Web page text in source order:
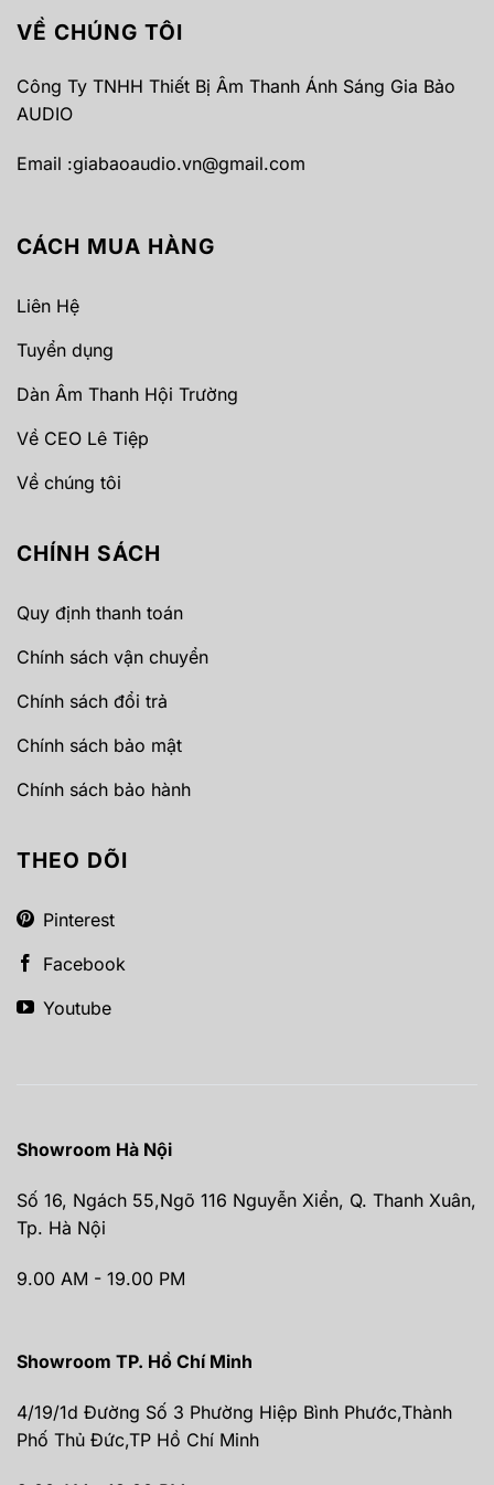
VỀ CHÚNG TÔI
Công Ty TNHH Thiết Bị Âm Thanh Ánh Sáng Gia Bảo
AUDIO
Email :giabaoaudio.vn@gmail.com
CÁCH MUA HÀNG
Liên Hệ
Tuyển dụng
Dàn Âm Thanh Hội Trường
Về CEO Lê Tiệp
Về chúng tôi
CHÍNH SÁCH
Quy định thanh toán
Chính sách vận chuyển
Chính sách đổi trả
Chính sách bảo mật
Chính sách bảo hành
THEO DÕI
Pinterest
Facebook
Youtube
Showroom Hà Nội
Số 16, Ngách 55,Ngõ 116 Nguyễn Xiển, Q. Thanh Xuân,
Tp. Hà Nội
9.00 AM - 19.00 PM
Showroom TP. Hồ Chí Minh
4/19/1d Đường Số 3 Phường Hiệp Bình Phước,Thành
Phố Thủ Đức,TP Hồ Chí Minh